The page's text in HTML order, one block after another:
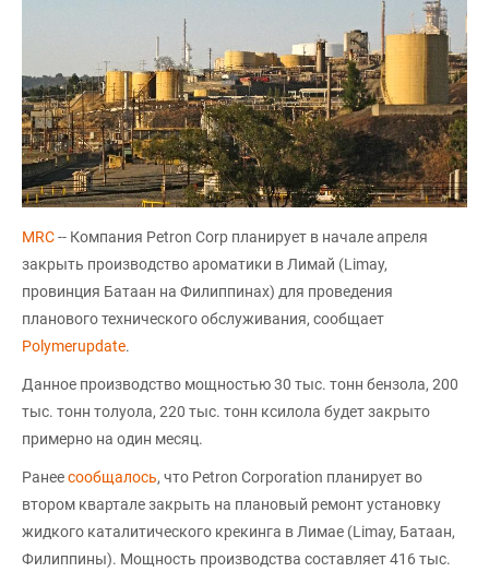
MRC-- Компания Petron Corp планирует в начале апреля
закрыть производство ароматики в Лимай (Limay,
провинция Батаан на Филиппинах) для проведения
планового технического обслуживания, сообщает
Polymerupdate.
Данное производство мощностью 30 тыс. тонн бензола, 200
тыс. тонн толуола, 220 тыс. тонн ксилола будет закрыто
примерно на один месяц.
Ранеесообщалось, что Petron Corporation планирует во
втором квартале закрыть на плановый ремонт установку
жидкого каталитического крекинга в Лимае (Limay, Батаан,
Филиппины). Мощность производства составляет 416 тыс.